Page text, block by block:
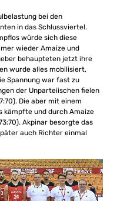
bei den
in das Schlussviertel.
würde sich diese
wieder Amaize und
behaupteten jetzt ihre
wurde alles mobilisiert,
Spannung war fast zu
der Unparteiischen fielen
Die aber mit einem
kämpfte und durch Amaize
Akpinar besorgte das
auch Richter einmal